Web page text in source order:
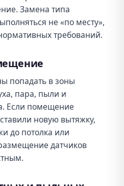
Замена типа
не «по месту»,
требований.
попадать в зоны
пара, пыли и
Если помещение
новую вытяжку,
до потолка или
датчиков